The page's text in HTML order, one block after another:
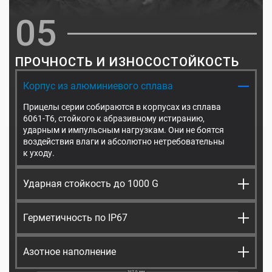
05
ПРОЧНОСТЬ И ИЗНОСОСТОЙКОСТЬ
Корпус из алюминиевого сплава
Прицелы серии собираются в корпусах из сплава
6061-T6, стойкого к абразивному истиранию,
ударным и импульсным нагрузкам. Они не боятся
воздействия влаги и абсолютно нетребовательны
к уходу.
Ударная стойкость до 1000 G
Ударопрочный корпус и наличие демпфирующих
элементов гарантируют стойкость к отдаче
с калибрами .300 Win Mag, .416 Rigby и 9,3×64.
Герметичность по IP67
Прицел соответствует пылевлагозащищенности
IP67. Он не боится эксплуатации
Азотное наполнение